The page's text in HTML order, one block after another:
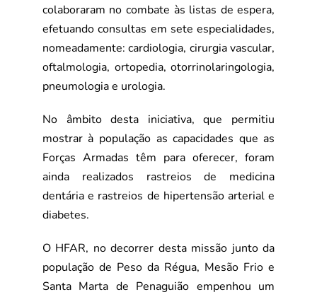
colaboraram no combate às listas deespera,
efetuando consultas em sete especialidades,
nomeadamente: cardiologia, cirurgia vascular,
oftalmologia, ortopedia, otorrinolaringologia,
pneumologia e urologia.
No âmbito desta iniciativa, que permitiu
mostrar à população as capacidades que as
Forças Armadas têm para oferecer, foram
ainda realizados rastreios de medicina
dentária e rastreios de hipertensão arterial e
diabetes.
O HFAR, no decorrer desta missão junto da
população de Peso da Régua, Mesão Frio e
Santa Marta de Penaguião empenhou um